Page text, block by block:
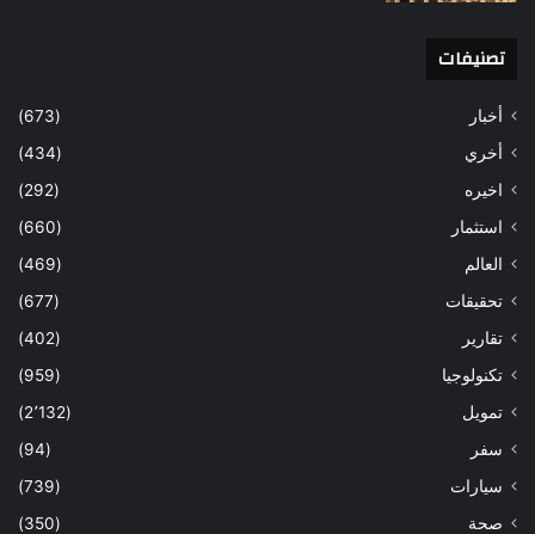
تصنيفات
أخبار
(673)
أخري
(434)
اخيره
(292)
استثمار
(660)
العالم
(469)
تحقيقات
(677)
تقارير
(402)
تكنولوجيا
(959)
تمويل
(2٬132)
سفر
(94)
سيارات
(739)
صحة
(350)